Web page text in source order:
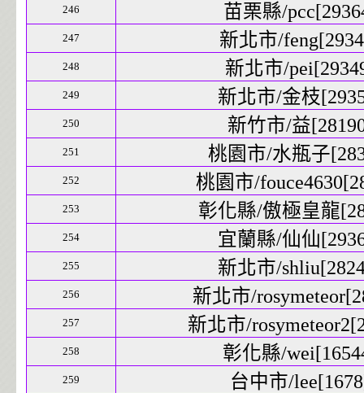
246 苗栗縣/
247 新北市/
248 新北市/
249 新北市/金枝
250 新竹市/益
251 桃園市/水瓶子
252 桃園市/
253 彰化縣/傲極皇龍
254 宜蘭縣/仙仙
255 新北市/
256 新北市/
257 新北市/
258 彰化縣/
259 台中市/